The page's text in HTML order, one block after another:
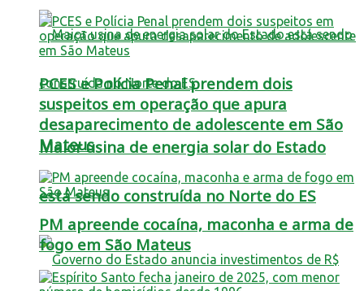
Maior usina de energia solar do Estado
está sendo construída no Norte do ES
PCES e Polícia Penal prendem dois
suspeitos em operação que apura
desaparecimento de adolescente em São
Mateus
PM apreende cocaína, maconha e arma de
fogo em São Mateus